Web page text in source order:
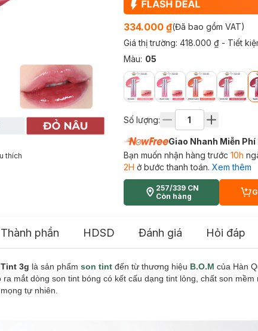
thích
334.000 ₫(Đã bao gồm VAT)
Giá thị trường: 418.000 ₫ - Tiết
Màu: 05
Số lượng:
Giao Nhanh Miễn Phí
Bạn muốn nhận hàng trước 10h
2H ở bước thanh toán. Xem thêm
257/339 CN
Còn hàng
Thành phần HDSD Đánh giá Hỏi đáp
3g là sản phẩm son tint đến từ thương hiệu B.O.M của Hàn
ra mắt dòng son tint bóng có kết cấu dạng tint lỏng, chất son
tự nhiên.